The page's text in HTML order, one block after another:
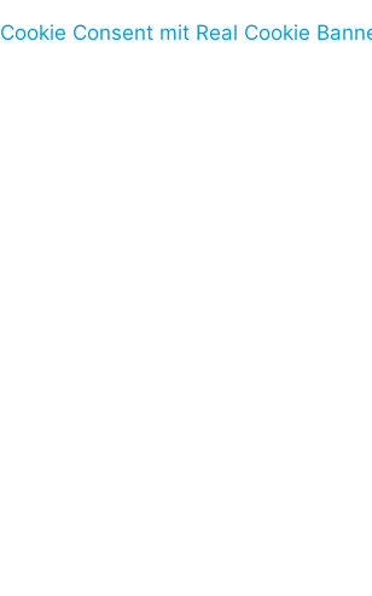
Verein
Cookie Consent mit Real Cookie